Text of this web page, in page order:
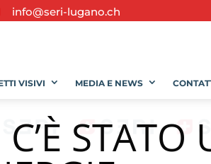
info@seri-lugano.ch
VISIVI MEDIA E NEWS
STATO